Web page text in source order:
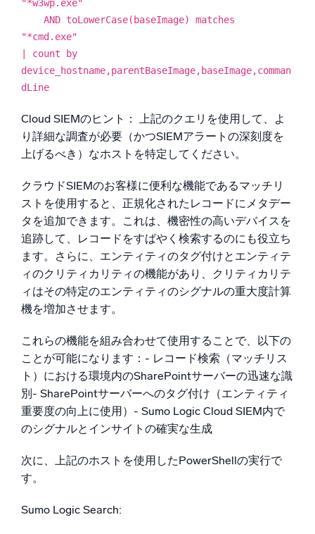
"*w3wp.exe"
AND toLowerCase(baseImage) matches
"*cmd.exe"
| count by
device_hostname,parentBaseImage,baseImage,comman
dLine
Cloud SIEMのヒント： 上記のクエリを使用して、よ
り詳細な調査が必要（かつSIEMアラートの深刻度を
上げるべき）なホストを特定してください。
クラウドSIEMのお客様に便利な機能であるマッチリ
ストを使用すると、正規化されたレコードにメタデー
タを追加できます。これは、機密性の高いデバイスを
追跡して、レコードをすばやく検索するのにも役立ち
ます。さらに、エンティティのタグ付けとエンティテ
ィのクリティカリティの機能があり、クリティカリテ
ィはその特定のエンティティのシグナルの重大度計算
機を増加させます。
これらの機能を組み合わせて使用することで、以下の
ことが可能になります：- レコード検索（マッチリス
ト）における環境内のSharePointサーバーの迅速な識
別- SharePointサーバーへのタグ付け（エンティティ
重要度の向上に使用）- Sumo Logic Cloud SIEM内で
のシグナルとインサイトの確実な生成
次に、上記のホストを使用したPowerShellの実行で
す。
Sumo Logic Search: